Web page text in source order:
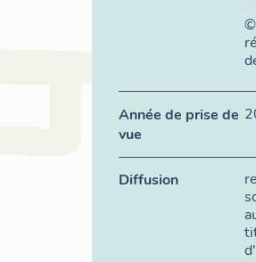
©
Année de prise de
vue
Diffusion